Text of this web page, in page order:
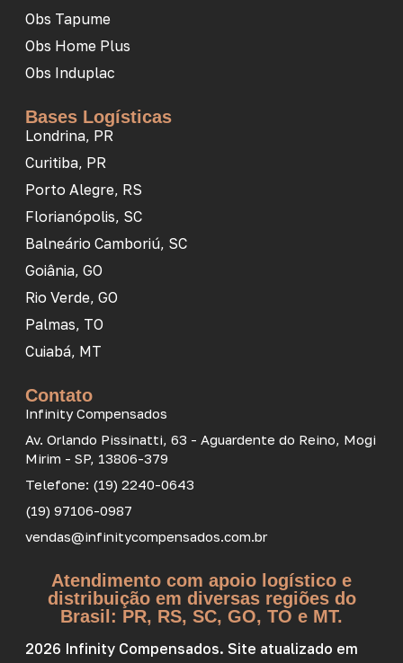
Obs Tapume
Obs Home Plus
Obs Induplac
Bases Logísticas
Londrina, PR
Curitiba, PR
Porto Alegre, RS
Florianópolis, SC
Balneário Camboriú, SC
Goiânia, GO
Rio Verde, GO
Palmas, TO
Cuiabá, MT
Contato
Infinity Compensados
Av. Orlando Pissinatti, 63 - Aguardente do Reino, Mogi
Mirim - SP, 13806-379
Telefone: (19) 2240-0643
(19) 97106-0987
vendas@infinitycompensados.com.br
Atendimento com apoio logístico e
distribuição em diversas regiões do
Brasil: PR, RS, SC, GO, TO e MT.
2026 Infinity Compensados. Site atualizado em